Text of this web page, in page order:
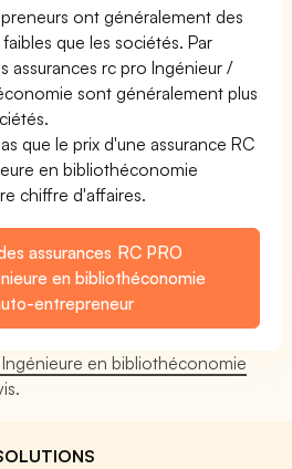
ont généralement des
que les sociétés. Par
assurances rc pro Ingénieur /
sont généralement plus
que le prix d'une assurance RC
en bibliothéconomie
chiffre d'affaires.
assurances RC PRO
en bibliothéconomie
entrepreneur
en bibliothéconomie